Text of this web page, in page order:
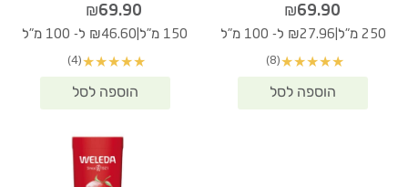
₪69.90
250 מ"ל ₪27.96 ל- 100 מ"ל
★
★
★
★
★
(8)
₪69.90
150 מ"ל ₪46.60 ל- 100 מ"ל
★
★
★
★
★
(4)